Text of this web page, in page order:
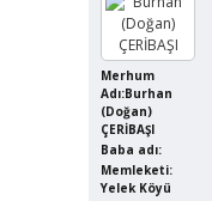
Merhum
Adı:Burhan
(Doğan)
ÇERİBAŞI
Baba adı:
Memleketi:
Yelek Köyü